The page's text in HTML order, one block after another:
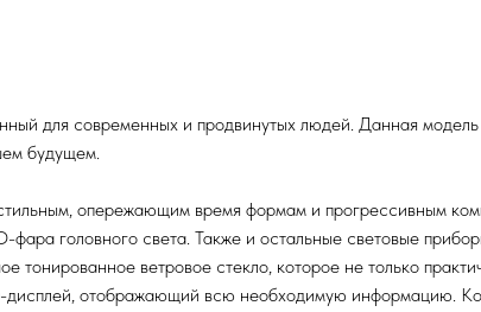
для современных и продвинутых людей. Данная
будущем.
опережающим время формам и прогрессивным
фара головного света. Также и остальные световые
тонированное ветровое стекло, которое не только
дисплей, отображающий всю необходимую информацию.